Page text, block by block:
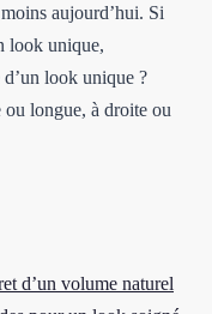
aujourd’hui. Si
look unique,
look unique ?
ou longue, à droite ou
d’un volume naturel